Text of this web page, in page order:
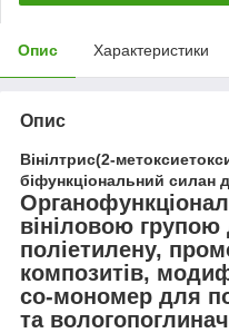
Опис Характеристики
Опис
Вінілтрис(2-
біфункціональний силан
вініловою
поліетилену,
композитів,
со-мономер для
та